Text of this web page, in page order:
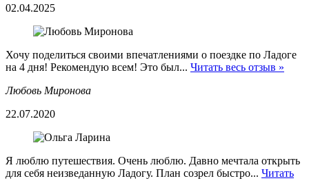
02.04.2025
Хочу поделиться своими впечатлениями о поездке по Ладоге
на 4 дня! Рекомендую всем! Это был... Читать весь отзыв »
Любовь Миронова
22.07.2020
Я люблю путешествия. Очень люблю. Давно мечтала открыть
для себя неизведанную Ладогу. План созрел быстро... Читать